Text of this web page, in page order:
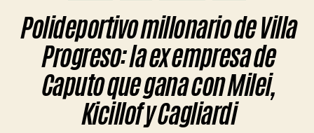
Polideportivo millonario de Villa
Progreso: la ex empresa de
Caputo que gana con Milei,
Kicillof y Cagliardi